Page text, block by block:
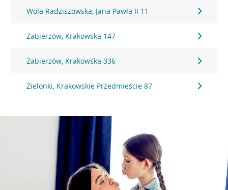
Wola Radziszowska, Jana Pawła II 11
Zabierzów, Krakowska 147
Zabierzów, Krakowska 336
Zielonki, Krakowskie Przedmieście 87